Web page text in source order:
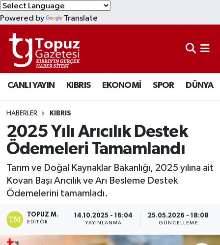
Powered by Translate
CANLI YAYIN KIBRIS EKONOMİ SPOR DÜNYA
HABERLER KIBRIS
2025 Yılı Arıcılık Destek
Ödemeleri Tamamlandı
Tarım ve Doğal Kaynaklar Bakanlığı, 2025 yılına ait
Kovan Başı Arıcılık ve Arı Besleme Destek
Ödemelerini tamamladı.
TOPUZ M.
EDITÖR
14.10.2025 - 16:04
YAYINLANMA
25.05.2026 - 18:08
GÜNCELLEME
KIBRIS
DÜNYA
EKONOMİ
MAGAZİN
SAĞLIK
SPOR
TEKNOLOJİ
TÜRKİYE
Lefkoşa Nöbetçi Eczaneler
Lefkoşa Hava Durumu
Lefkoşa Trafik Yoğunluk Haritası
Süper Lig Puan Durumu ve Fikstür
Tüm Manşetler
Son Dakika Haberleri
Haber Arşivi